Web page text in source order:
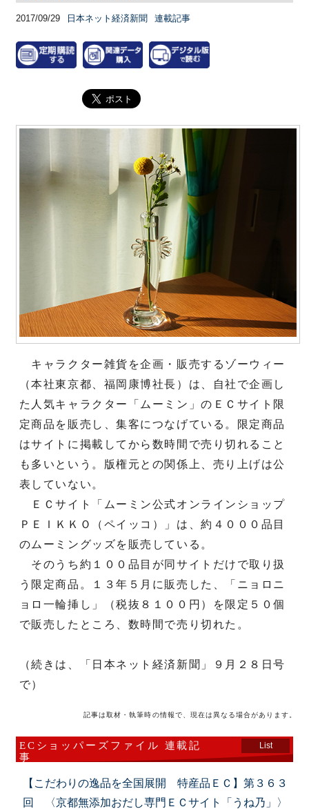
2017/09/29 日本ネット経済新聞 連載記事
キャラクター雑貨を企画・販売するゾーウィー
（本社東京都、福岡康博社長）は、自社で企画し
た人気キャラクター「ムーミン」のＥＣサイト限
定商品を販売し、集客につなげている。限定商品
はサイトに掲載してから数時間で売り切れること
も多いという。版権元との関係上、売り上げは公
表していない。
ＥＣサイト「ムーミン公式オンラインショップ
ＰＥＩＫＫＯ（ペイッコ）」は、約４０００品目
のムーミングッズを販売している。
そのうち約１００品目が同サイトだけで取り扱
う限定商品。１３年５月に販売した、「ニョロニ
ョロ一輪挿し」（税抜８１００円）を限定５０個
で販売したところ、数時間で売り切れた。
（続きは、「日本ネット経済新聞」９月２８日号
で）
記事は取材・執筆時の情報で、現在は異なる場合があります。
ECショッパーズファイル 連載記
事
List
【こだわりの逸品を全国展開 特産品ＥＣ】第３６３
回 〈京都無添加おだし専門ＥＣサイト「うね乃」〉